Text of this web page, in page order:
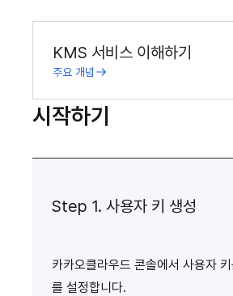
KMS 서비스 이해하기
주요 개념
시작하기
Step 1. 사용자 키 생성
카카오클라우드 콘솔에서 사용자
를 설정합니다.